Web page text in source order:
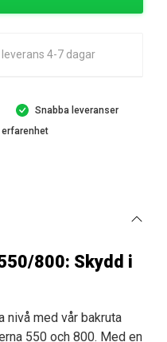
4-7 dagar
Snabba leveranser
erfarenhet
800: Skydd i
nivå med vår bakruta
550 och 800. Med en